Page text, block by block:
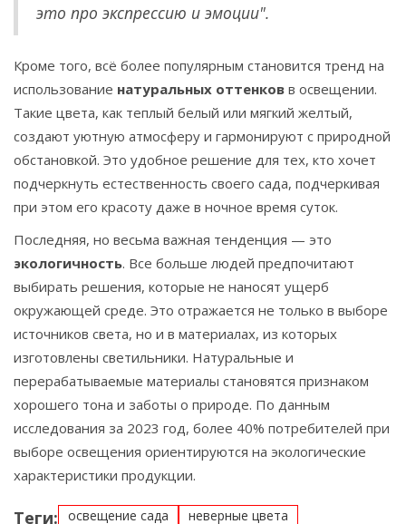
это про экспрессию и эмоции".
Кроме того, всё более популярным становится тренд на
использование натуральных оттенков в освещении.
Такие цвета, как теплый белый или мягкий желтый,
создают уютную атмосферу и гармонируют с природной
обстановкой. Это удобное решение для тех, кто хочет
подчеркнуть естественность своего сада, подчеркивая
при этом его красоту даже в ночное время суток.
Последняя, но весьма важная тенденция — это
экологичность. Все больше людей предпочитают
выбирать решения, которые не наносят ущерб
окружающей среде. Это отражается не только в выборе
источников света, но и в материалах, из которых
изготовлены светильники. Натуральные и
перерабатываемые материалы становятся признаком
хорошего тона и заботы о природе. По данным
исследования за 2023 год, более 40% потребителей при
выборе освещения ориентируются на экологические
характеристики продукции.
Теги: освещение сада неверные цвета